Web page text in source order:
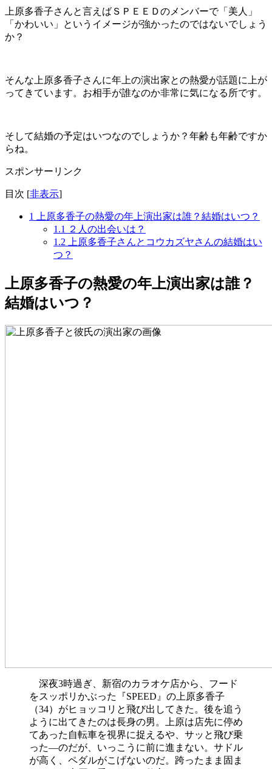
上原多香子さんと言えばＳＰＥＥＤのメンバーで「美人」
「かわいい」というイメージが強かったのではないでしょう
か？
そんな上原多香子さんに年上の演出家との熱愛が話題に上が
ってきています。お相手が誰なのか非常に気になる所です。
そして結婚の予定はいつなのでしょうか？年齢も年齢ですか
らね。
スポンサーリンク
目次 [非表示]
1
上原多香子の熱愛の年上演出家は誰？結婚はいつ？
1.1
２人の出会いは？
1.2 上原多香子さんとコウカズヤさんの結婚はい
つ？
上原多香子の熱愛の年上演出家は誰？
結婚はいつ？
深夜3時過ぎ、新宿のカラオケ店から、フード
をスッポリかぶった『SPEED』の上原多香子
（34）がヒョッコリと飛び出してきた。後を追う
ように出てきたのは長身の男。上原は店先に停め
てあった自転車を視界に捉えるや、サッと飛び乗
った―のだが、いっこうに前に進まない。サドル
が高く、ペダルがこげないのだ。跨ったまま固ま